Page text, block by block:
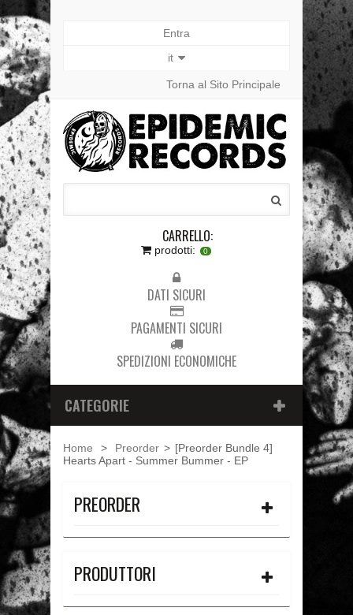
Entra
it
Torna al Sito Principale
CARRELLO:
prodotti: 0
DATI SICURI
PAGAMENTI SICURI
SPEDIZIONI ECONOMICHE
CATEGORIE
Home > Preorder > [Preorder Bundle 4]
Hearts Apart - Summer Bummer - EP
PREORDER
PRODUTTORI